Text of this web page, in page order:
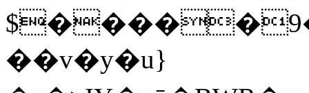
��v�y�u}